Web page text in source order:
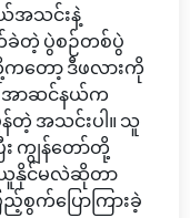
အသင်းနဲ့
ခဲတဲ့ ပွဲစဉ်တစ်ပွဲ
ကတော့ ဒီဖလားကို
အာဆင်နယ်က
တဲ့ အသင်းပါ။ သူ
ကျွန်တော်တို့
နိုင်မလဲဆိုတာ
ည့်စွက်ပြောကြားခဲ့